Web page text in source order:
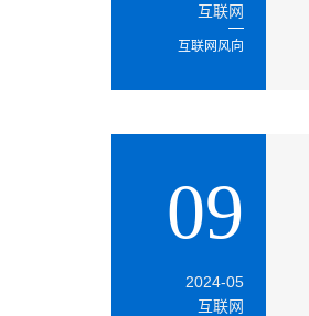
互联网
互联网风向
09
2024-05
互联网